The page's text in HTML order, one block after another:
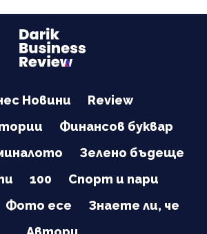
Новини
Review
Финансов буквар
Зелено бъдеще
100
Спорт и пари
Фото есе
Знаете ли, че